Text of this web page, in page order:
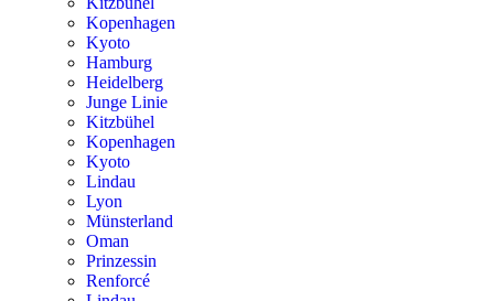
Kopenhagen
Kyoto
Hamburg
Heidelberg
Junge Linie
Kitzbühel
Kopenhagen
Kyoto
Lindau
Lyon
Münsterland
Oman
Prinzessin
Renforcé